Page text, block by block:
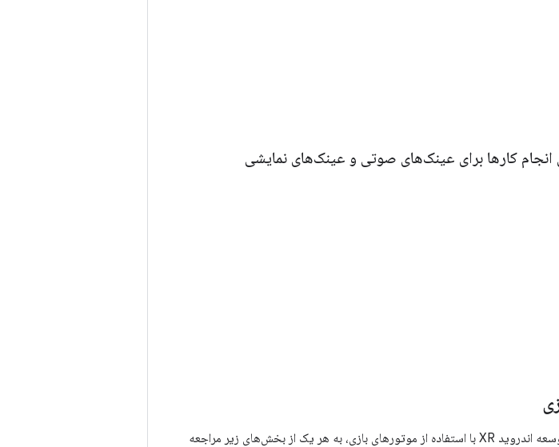
برای جزئیات بیشتر در مورد دریافت پشتیبانی هنگام توسعه اندروید XR با استفاده از موتورهای بازی، به هر یک از بخش‌های زیر مراجعه